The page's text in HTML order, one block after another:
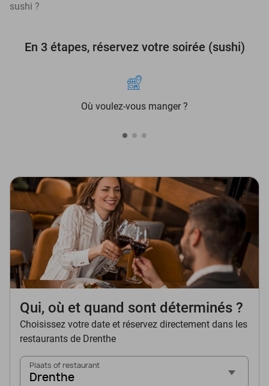
sushi ?
En 3 étapes, réservez votre soirée (sushi)
Où voulez-vous manger ?
Qui, où et quand sont déterminés ?
Choisissez votre date et réservez directement dans les
restaurants de Drenthe
Plaats of restaurant
Drenthe